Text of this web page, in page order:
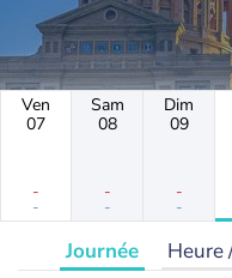
Ven
07
-
-
Sam
08
-
-
Dim
09
-
-
Journée Heure